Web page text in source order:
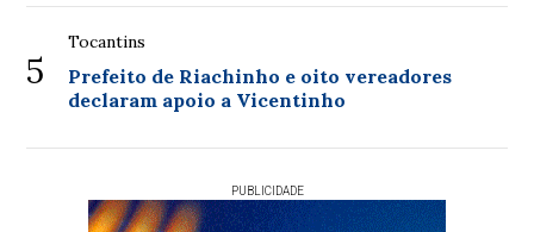
5
Tocantins
Prefeito de Riachinho e oito vereadores
declaram apoio a Vicentinho
PUBLICIDADE